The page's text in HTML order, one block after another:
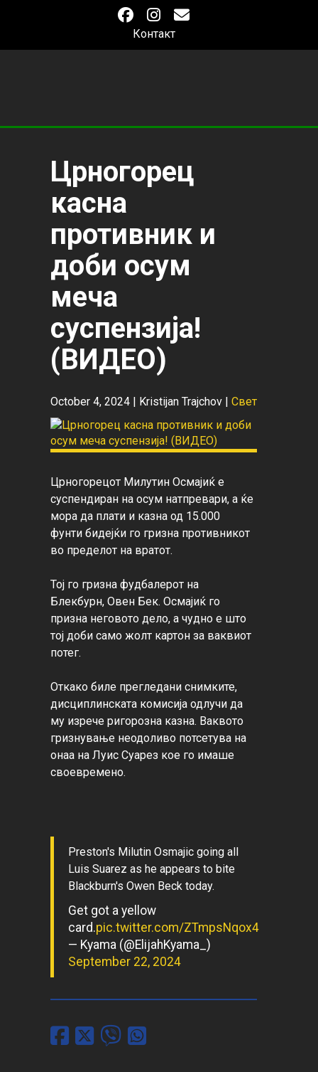
Контакт
Црногорец
касна
противник и
доби осум
меча
суспензија!
(ВИДЕО)
October 4, 2024 | Kristijan Trajchov | Свет
Црногорецот Милутин Осмајиќ е
суспендиран на осум натпревари, а ќе
мора да плати и казна од 15.000
фунти бидејќи го гризна противникот
во пределот на вратот.
Тој го гризна фудбалерот на
Блекбурн, Овен Бек. Осмајиќ го
призна неговото дело, а чудно е што
тој доби само жолт картон за ваквиот
потег.
Откако биле прегледани снимките,
дисциплинската комисија одлучи да
му изрече ригорозна казна. Ваквото
гризнување неодоливо потсетува на
онаа на Луис Суарез кое го имаше
своевремено.
Preston's Milutin Osmajic going all
Luis Suarez as he appears to bite
Blackburn's Owen Beck today.
Get got a yellow
card.pic.twitter.com/ZTmpsNqox4
— Kyama (@ElijahKyama_)
September 22, 2024